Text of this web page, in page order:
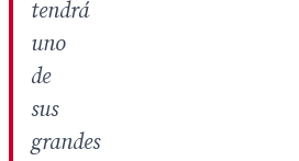
tendrá
uno
de
sus
grandes